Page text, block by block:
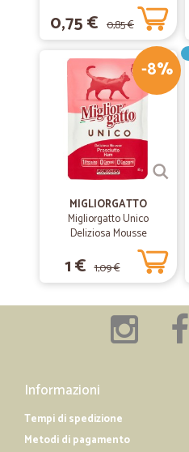
0,75 € 0,85 €
-8%
MIGLIORGATTO
Migliorgatto Unico
Deliziosa Mousse
Prosciutto 85 gr.
1 € 1,09 €
Informazioni
Tempi di spedizione
Metodi di pagamento